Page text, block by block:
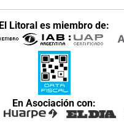
El Litoral es miembro de:
En Asociación con: